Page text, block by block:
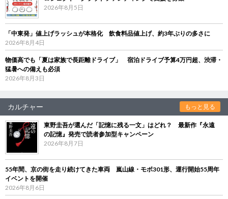
2026年8月5日
「中東発」値上げラッシュが本格化 飲食料品値上げ、約3年ぶりの多さに
2026年8月4日
物価高でも「夏は家族で長距離ドライブ」 宿泊ドライブ予算4万円超、渋滞・
猛暑への備えも必須
2026年8月3日
カルチャー もっと見る
東野圭吾が選んだ「記憶に残る一文」はどれ？ 最新作『永遠
の記憶』発売で読者参加型キャンペーン
2026年8月7日
55年間、京の街を走り続けてきた車両 嵐山線・モボ301形、運行開始55周年
イベントを開催
2026年8月6日